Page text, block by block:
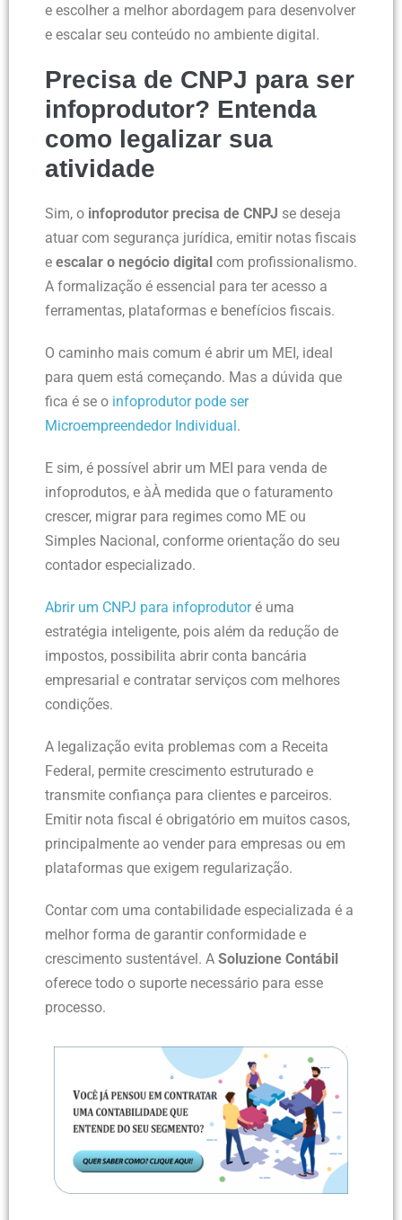
e escolher a melhor abordagem para desenvolver
e escalar seu conteúdo no ambiente digital.
Precisa de CNPJ para ser
infoprodutor? Entenda
como legalizar sua
atividade
Sim, o infoprodutor precisa de CNPJ se deseja
atuar com segurança jurídica, emitir notas fiscais
e escalar o negócio digital com profissionalismo.
A formalização é essencial para ter acesso a
ferramentas, plataformas e benefícios fiscais.
O caminho mais comum é abrir um MEI, ideal
para quem está começando. Mas a dúvida que
fica é se o infoprodutor pode ser
Microempreendedor Individual.
E sim, é possível abrir um MEI para venda de
infoprodutos, e àÀ medida que o faturamento
crescer, migrar para regimes como ME ou
Simples Nacional, conforme orientação do seu
contador especializado.
Abrir um CNPJ para infoprodutoré uma
estratégia inteligente, pois além da redução de
impostos, possibilita abrir conta bancária
empresarial e contratar serviços com melhores
condições.
A legalização evita problemas com a Receita
Federal, permite crescimento estruturado e
transmite confiança para clientes e parceiros.
Emitir nota fiscal é obrigatório em muitos casos,
principalmente ao vender para empresas ou em
plataformas que exigem regularização.
Contar com uma contabilidade especializada é a
melhor forma de garantir conformidade e
crescimento sustentável. A Soluzione Contábil
oferece todo o suporte necessário para esse
processo.